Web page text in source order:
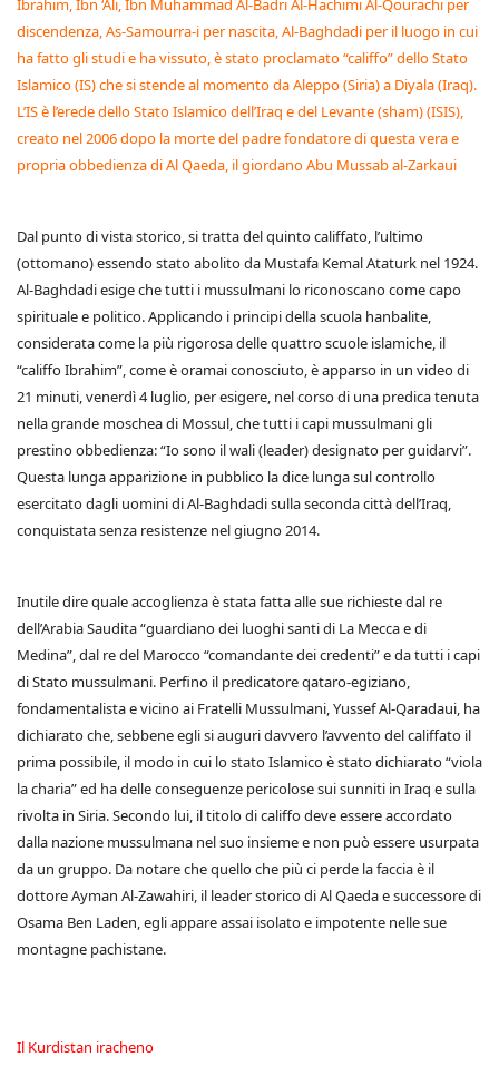
Ibrahim, Ibn ‘Ali, Ibn Muhammad Al-Badri Al-Hachimi Al-Qourachi per
discendenza, As-Samourra-i per nascita, Al-Baghdadi per il luogo in cui
ha fatto gli studi e ha vissuto, è stato proclamato “califfo” dello Stato
Islamico (IS) che si stende al momento da Aleppo (Siria) a Diyala (Iraq).
L’IS è l’erede dello Stato Islamico dell’Iraq e del Levante (sham) (ISIS),
creato nel 2006 dopo la morte del padre fondatore di questa vera e
propria obbedienza di Al Qaeda, il giordano Abu Mussab al-Zarkaui
Dal punto di vista storico, si tratta del quinto califfato, l’ultimo
(ottomano) essendo stato abolito da Mustafa Kemal Ataturk nel 1924.
Al-Baghdadi esige che tutti i mussulmani lo riconoscano come capo
spirituale e politico. Applicando i principi della scuola hanbalite,
considerata come la più rigorosa delle quattro scuole islamiche, il
“califfo Ibrahim”, come è oramai conosciuto, è apparso in un video di
21 minuti, venerdì 4 luglio, per esigere, nel corso di una predica tenuta
nella grande moschea di Mossul, che tutti i capi mussulmani gli
prestino obbedienza: “Io sono il wali (leader) designato per guidarvi”.
Questa lunga apparizione in pubblico la dice lunga sul controllo
esercitato dagli uomini di Al-Baghdadi sulla seconda città dell’Iraq,
conquistata senza resistenze nel giugno 2014.
Inutile dire quale accoglienza è stata fatta alle sue richieste dal re
dell’Arabia Saudita “guardiano dei luoghi santi di La Mecca e di
Medina”, dal re del Marocco “comandante dei credenti” e da tutti i capi
di Stato mussulmani. Perfino il predicatore qataro-egiziano,
fondamentalista e vicino ai Fratelli Mussulmani, Yussef Al-Qaradaui, ha
dichiarato che, sebbene egli si auguri davvero l’avvento del califfato il
prima possibile, il modo in cui lo stato Islamico è stato dichiarato “viola
la charia” ed ha delle conseguenze pericolose sui sunniti in Iraq e sulla
rivolta in Siria. Secondo lui, il titolo di califfo deve essere accordato
dalla nazione mussulmana nel suo insieme e non può essere usurpata
da un gruppo. Da notare che quello che più ci perde la faccia è il
dottore Ayman Al-Zawahiri, il leader storico di Al Qaeda e successore di
Osama Ben Laden, egli appare assai isolato e impotente nelle sue
montagne pachistane.
Il Kurdistan iracheno